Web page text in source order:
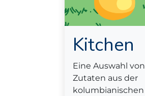
Kitchen
Eine Auswahl von
Zutaten aus der
kolumbianischen